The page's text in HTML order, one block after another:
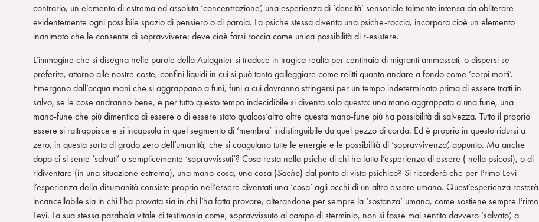
contrario, un elemento di estrema ed assoluta ‘concentrazione’, una esperienza di ‘densità’ sensoriale talmente intensa da obliterare
evidentemente ogni possibile spazio di pensiero o di parola. La psiche stessa diventa una psiche-roccia, incorpora cioè un elemento
inanimato che le consente di sopravvivere: deve cioè farsi roccia come unica possibilità di r-esistere.
L’immagine che si disegna nelle parole della Aulagnier si traduce in tragica realtà per centinaia di migranti ammassati, o dispersi se
preferite, attorno alle nostre coste, confini liquidi in cui si può tanto galleggiare come relitti quanto andare a fondo come ‘corpi morti’.
Emergono dall’acqua mani che si aggrappano a funi, funi a cui dovranno stringersi per un tempo indeterminato prima di essere tratti in
salvo, se le cose andranno bene, e per tutto questo tempo indecidibile si diventa solo questo: una mano aggrappata a una fune, una
mano-fune che più dimentica di essere o di essere stato qualcos’altro oltre questa mano-fune più ha possibilità di salvezza. Tutto il proprio
essere si rattrappisce e si incapsula in quel segmento di ‘membra’ indistinguibile da quel pezzo di corda. Ed è proprio in questo ridursi a
zero, in questa sorta di grado zero dell’umanità, che si coagulano tutte le energie e le possibilità di ‘sopravvivenza’, appunto. Ma anche
dopo ci si sente ‘salvati’ o semplicemente ‘sopravvissuti’? Cosa resta nella psiche di chi ha fatto l’esperienza di essere ( nella psicosi), o di
ridiventare (in una situazione estrema), una mano-cosa, una cosa (Sache) dal punto di vista psichico? Si ricorderà che per Primo Levi
l’esperienza della disumanità consiste proprio nell’essere diventati una ‘cosa’ agli occhi di un altro essere umano. Quest’esperienza resterà
incancellabile sia in chi l’ha provata sia in chi l’ha fatta provare, alterandone per sempre la ‘sostanza’ umana, come sostiene sempre Primo
Levi. La sua stessa parabola vitale ci testimonia come, sopravvissuto al campo di sterminio, non si fosse mai sentito davvero ‘salvato’, a